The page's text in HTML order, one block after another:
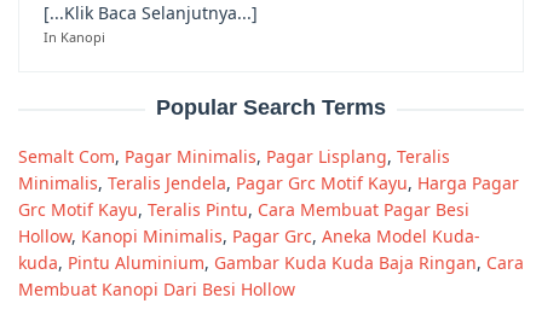
[...Klik Baca Selanjutnya...]
In Kanopi
Popular Search Terms
Semalt Com, Pagar Minimalis, Pagar Lisplang, Teralis
Minimalis, Teralis Jendela, Pagar Grc Motif Kayu, Harga Pagar
Grc Motif Kayu, Teralis Pintu, Cara Membuat Pagar Besi
Hollow, Kanopi Minimalis, Pagar Grc, Aneka Model Kuda-
kuda, Pintu Aluminium, Gambar Kuda Kuda Baja Ringan, Cara
Membuat Kanopi Dari Besi Hollow